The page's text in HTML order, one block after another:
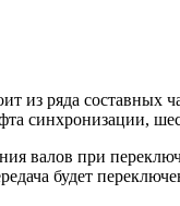
из ряда составных
синхронизации,
валов при
будет